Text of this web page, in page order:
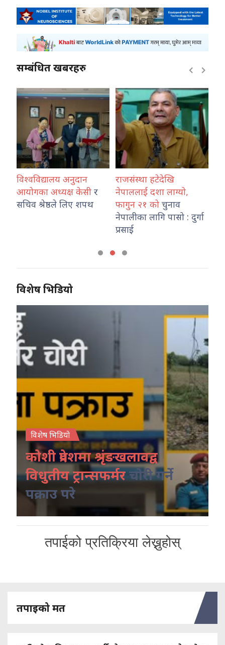
सम्बंधित खबरहरु
विश्वविद्यालय अनुदान
आयोगका अध्यक्ष केसी र
सचिव श्रेष्ठले लिए शपथ
राजसंस्था हटेदेखि
नेपाललाई दशा लाग्यो,
फागुन २१ को चुनाव
नेपालीका लागि पासो : दुर्गा
प्रसाई
विशेष भिडियो
विशेष भिडियो
कोशी प्रदेशमा श्रृंङखलावद्व
विधुतीय ट्रान्सफर्मरचोरी गर्ने
पक्राउ परे
तपाईको प्रतिक्रिया लेख्नुहोस्
तपाइको मत